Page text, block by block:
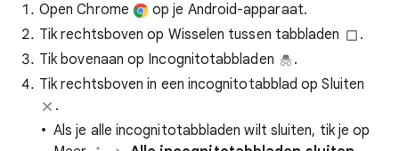
Open Chrome
op je Android-apparaat.
Tik rechtsboven op Wisselen tussen tabbladen
.
Tik bovenaan op Incognitotabbladen
.
Tik rechtsboven in een incognitotabblad op Sluiten
.
Als je alle incognitotabbladen wilt sluiten, tik je op